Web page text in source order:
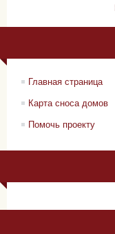
Главная страница
Карта сноса домов
Помочь проекту